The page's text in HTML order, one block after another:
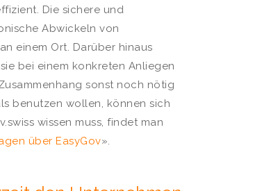
Die sichere und
Abwickeln von
einem Ort. Darüber hinaus
bei einem konkreten Anliegen
sonst noch nötig
benutzen wollen, können sich
wissen muss, findet man
über EasyGov».